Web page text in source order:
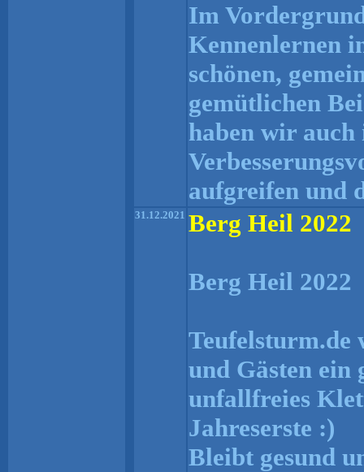
Im
Kennenlernen
schönen,
gemütlichen
haben wir auch
aufgreifen und
31.12.2021 Berg Heil 2022
Berg Heil 2022
Teufelsturm.de
und Gästen ein
unfallfreies
Jahreserste :)
Bleibt gesund